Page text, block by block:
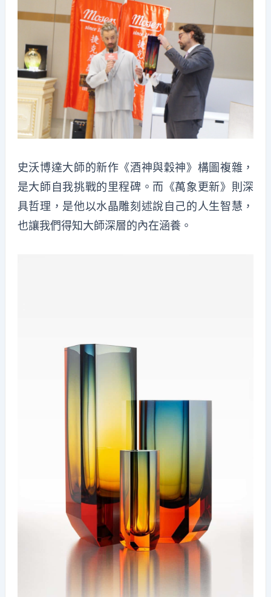
史沃博達大師的新作《酒神與穀神》構圖複雜，
是大師自我挑戰的里程碑。而《萬象更新》則深
具哲理，是他以水晶雕刻述說自己的人生智慧，
也讓我們得知大師深層的內在涵養。